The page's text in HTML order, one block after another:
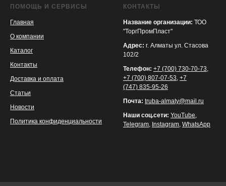
ПОМОЩЬ И СЕРВИСЫ
Главная
О компании
Каталог
Контакты
Доставка и оплата
Статьи
Новости
Политика конфиденциальности
КОНТАКТЫ
Название организации: ТОО
"ТоргПромПласт"
Адрес: г. Алматы ул. Стасова
102/2
Телефон: +7 (700) 730-70-73,
+7 (700) 807-07-53, +7
(747) 835-95-26
Почта: truba-almaty@mail.ru
Наши соц.сети: YouTube,
Telegram, Instagram, WhatsApp